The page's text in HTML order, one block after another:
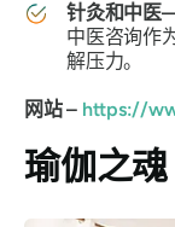
针灸和中
中医咨询作
解压力。
网站 – https://
瑜伽之魂